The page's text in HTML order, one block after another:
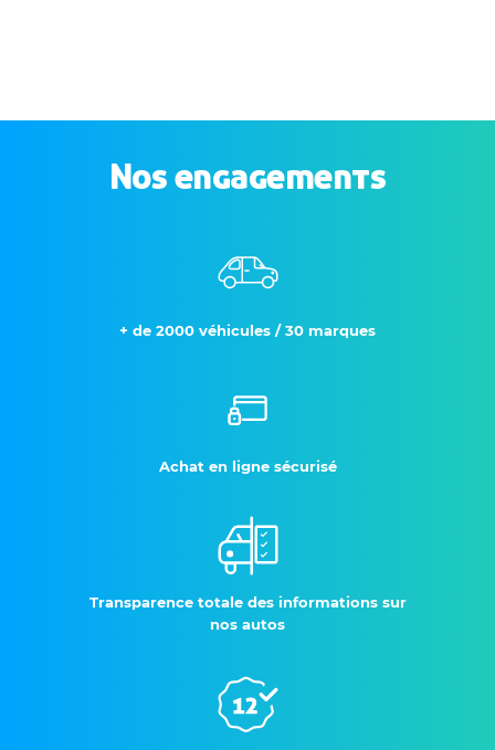
Nos engagements
+ de 2000 véhicules / 30 marques
Achat en ligne sécurisé
Transparence totale des informations sur
nos autos